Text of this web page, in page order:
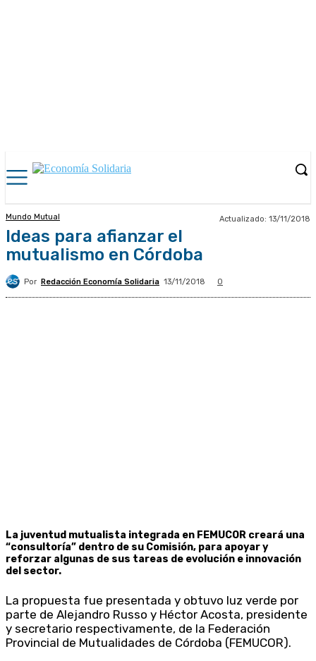
Mundo Mutual Actualizado: 13/11/2018
Ideas para afianzar el
mutualismo en Córdoba
Por Redacción Economía Solidaria 13/11/2018 0
La juventud mutualista integrada en FEMUCOR creará una
“consultoría” dentro de su Comisión, para apoyar y
reforzar algunas de sus tareas de evolución e innovación
del sector.
La propuesta fue presentada y obtuvo luz verde por
parte de Alejandro Russo y Héctor Acosta, presidente
y secretario respectivamente, de la Federación
Provincial de Mutualidades de Córdoba (FEMUCOR).